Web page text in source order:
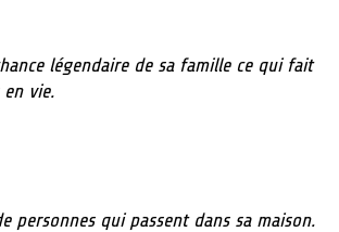
légendaire de sa famille ce qui fait
vie.
personnes qui passent dans sa maison.